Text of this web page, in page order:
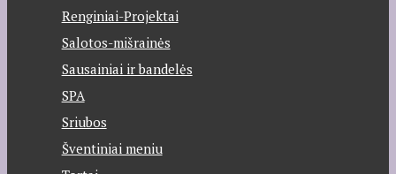
Renginiai-Projektai
Salotos-mišrainės
Sausainiai ir bandelės
SPA
Sriubos
Šventiniai meniu